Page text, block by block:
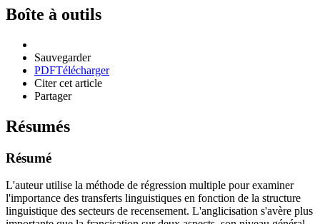
Boîte à outils
Sauvegarder
PDFTélécharger
Citer cet article
Partager
Résumés
Résumé
L'auteur utilise la méthode de régression multiple pour examiner
l'importance des transferts linguistiques en fonction de la structure
linguistique des secteurs de recensement. L'anglicisation s'avère plus